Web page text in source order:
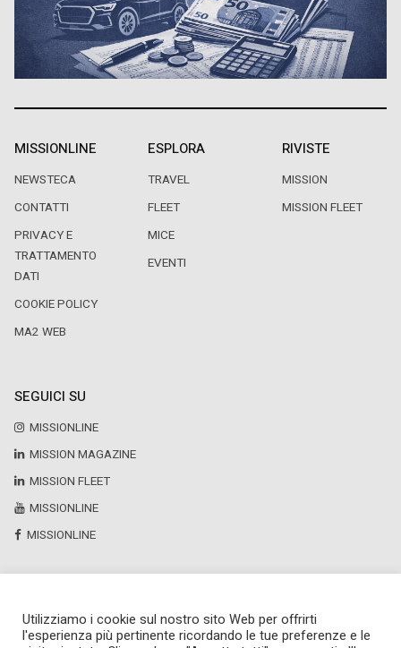
MISSIONLINE
NEWSTECA
CONTATTI
PRIVACY E
TRATTAMENTO
DATI
COOKIE POLICY
MA2 WEB
ESPLORA
TRAVEL
FLEET
MICE
EVENTI
RIVISTE
MISSION
MISSION FLEET
SEGUICI SU
MISSIONLINE
MISSION MAGAZINE
MISSION FLEET
MISSIONLINE
MISSIONLINE
Copyright © 2025 by Newsteca
P.Iva 13171520151
Utilizziamo i cookie sul nostro sito Web per offrirti
l'esperienza più pertinente ricordando le tue preferenze e le